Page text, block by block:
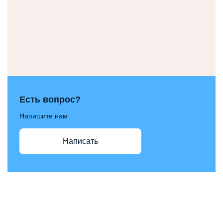
Есть вопрос?
Напишите нам
Написать